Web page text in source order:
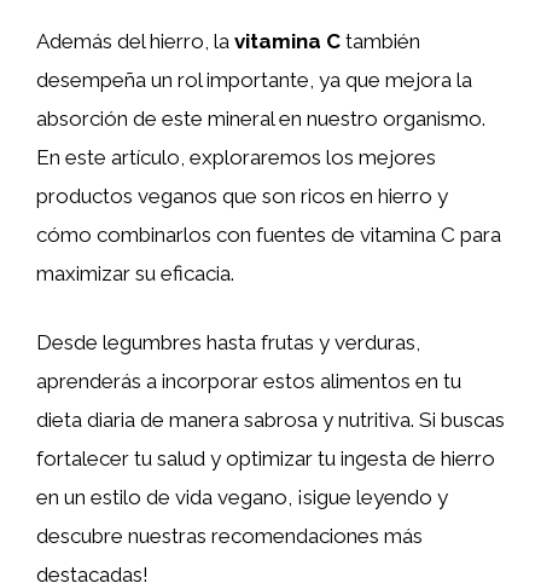
Además del hierro, la vitamina C también
desempeña un rol importante, ya que mejora la
absorción de este mineral en nuestro organismo.
En este artículo, exploraremos los mejores
productos veganos que son ricos en hierro y
cómo combinarlos con fuentes de vitamina C para
maximizar su eficacia.
Desde legumbres hasta frutas y verduras,
aprenderás a incorporar estos alimentos en tu
dieta diaria de manera sabrosa y nutritiva. Si buscas
fortalecer tu salud y optimizar tu ingesta de hierro
en un estilo de vida vegano, ¡sigue leyendo y
descubre nuestras recomendaciones más
destacadas!